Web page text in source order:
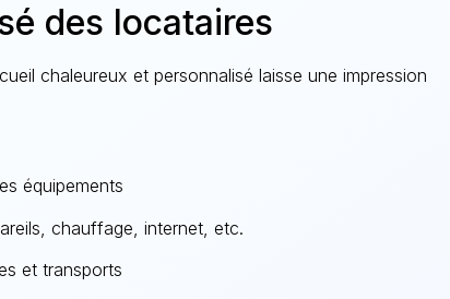
des locataires
chaleureux et personnalisé laisse une impression
équipements
chauffage, internet, etc.
et transports